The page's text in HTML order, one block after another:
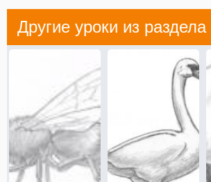
Другие уроки из раздела